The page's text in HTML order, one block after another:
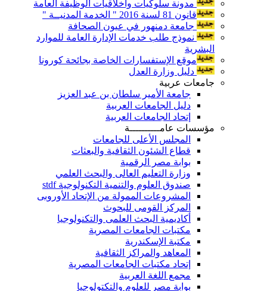
مدونة سلوكيات وأخلاقيات الوظيفة العامة
قانون 81 لسنة 2016 " الخدمة المدنيــة "
جامعة دمنهور في عيون الصحافة
نموذج طلب خدمات الإدارة العامة للموارد
البشرية
موقع الإستفسارات الخاصة بجائحة كورونا
دليل وزارة العدل
جامعات عربية
جامعة الأمير سلطان بن عبد العزيز
دليل الجامعات العربية
إتحاد الجامعات العربية
مؤسسات عامــــــــــة
المجلس الأعلى للجامعات
قطاع الشئون الثقافية والبعثات
بوابة مصر الرقمية
وزارة التعليم العالى والبحث العلمي
صندوق العلوم والتنمية التكنولوجية stdf
المشروعات الممولة من الإتحاد الأوروبى
المركز القومى للبحوث
أكاديمية البحث العلمى والتكنولوجيا
مكتبات الجامعات المصرية
مكتبة الإسكندرية
المعاهد والمراكز الثقافية
إتحاد مكتبات الجامعات المصرية
مجمع اللغة العربية
بوابة مصر للعلوم والتكتولوجيا